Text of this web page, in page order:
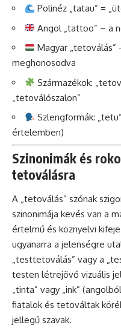
Polinéz „tatau” =
Angol „tattoo” – a
Magyar „tetoválás”
meghonosodva
Származékok:
„tetoválószalon”
Szlengformák:
értelemben)
Szinonimák és
tetoválásra
A „tetoválás” szónak
szinonimája kevés van a
értelmű és köznyelvi
ugyanarra a jelenségre
„testtetoválás” vagy a
testen létrejövő vizuális
„tinta” vagy „ink”
fiatalok és tetováltak
jellegű szavak.